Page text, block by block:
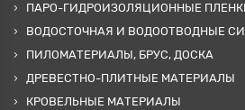
ПАРО-ГИДРОИЗОЛЯЦИОННЫЕ
ВОДОСТОЧНАЯ И ВОДООТВОДНЫЕ
ПИЛОМАТЕРИАЛЫ, БРУС, ДОСКА
ДРЕВЕСТНО-ПЛИТНЫЕ МАТЕРИАЛЫ
КРОВЕЛЬНЫЕ МАТЕРИАЛЫ